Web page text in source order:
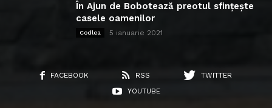
În Ajun de Bobotează preotul sfințește
casele oamenilor
Codlea 5 ianuarie 2021
FACEBOOK RSS
TWITTER
YOUTUBE